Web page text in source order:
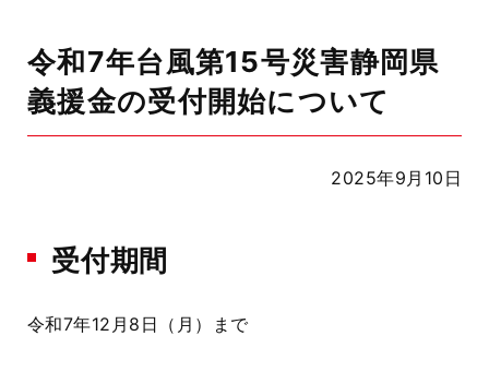
令和7年台風第15号災害静岡県
義援金の受付開始について
2025年9月10日
受付期間
令和7年12月8日（月）まで